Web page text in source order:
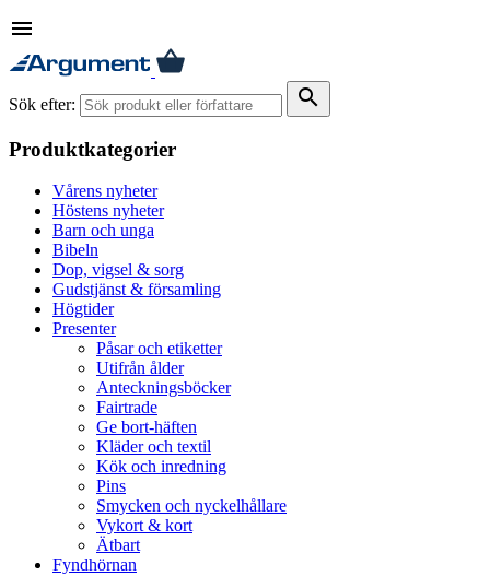
menu
Sök efter: search
Produktkategorier
Vårens nyheter
Höstens nyheter
Barn och unga
Bibeln
Dop, vigsel & sorg
Gudstjänst & församling
Högtider
Presenter
Påsar och etiketter
Utifrån ålder
Anteckningsböcker
Fairtrade
Ge bort-häften
Kläder och textil
Kök och inredning
Pins
Smycken och nyckelhållare
Vykort & kort
Ätbart
Fyndhörnan